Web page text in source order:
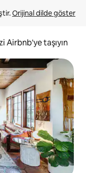
Orijinal dilde göster
Airbnb'ye taşıyın